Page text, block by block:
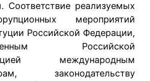
Соответствие реализуемых
мероприятий
Российской Федерации,
Российской
международным
законодательству